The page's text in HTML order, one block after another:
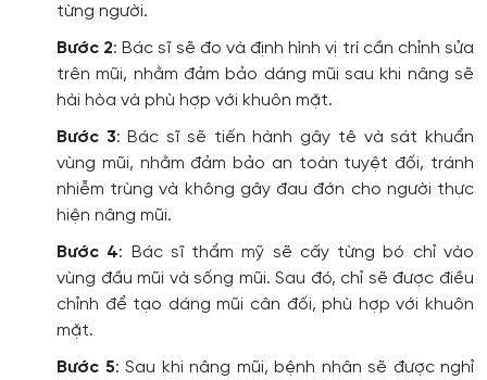
từng người.
Bước 2: Bác sĩ sẽ đo và định hình vị trí cần chỉnh sửa
trên mũi, nhằm đảm bảo dáng mũi sau khi nâng sẽ
hài hòa và phù hợp với khuôn mặt.
Bước 3: Bác sĩ sẽ tiến hành gây tê và sát khuẩn
vùng mũi, nhằm đảm bảo an toàn tuyệt đối, tránh
nhiễm trùng và không gây đau đớn cho người thực
hiện nâng mũi.
Bước 4: Bác sĩ thẩm mỹ sẽ cấy từng bó chỉ vào
vùng đầu mũi và sống mũi. Sau đó, chỉ sẽ được điều
chỉnh để tạo dáng mũi cân đối, phù hợp với khuôn
mặt.
Bước 5: Sau khi nâng mũi, bệnh nhân sẽ được nghỉ